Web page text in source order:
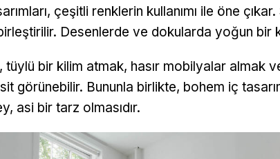
çeşitli renklerin kullanımı ile öne
Desenlerde ve dokularda yoğun bir
bir kilim atmak, hasır mobilyalar almak
görünebilir. Bununla birlikte, bohem iç
asi bir tarz olmasıdır.